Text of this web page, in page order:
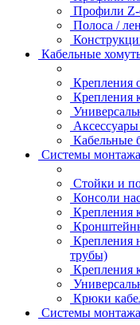
Профили Z-
Полоса /
Кабельные
Крепления
Крепления
Кабельные
Системы монтажа
Стойки и
Консоли
Крепления
Крепления
трубы)
Крепления
Крюки
Системы